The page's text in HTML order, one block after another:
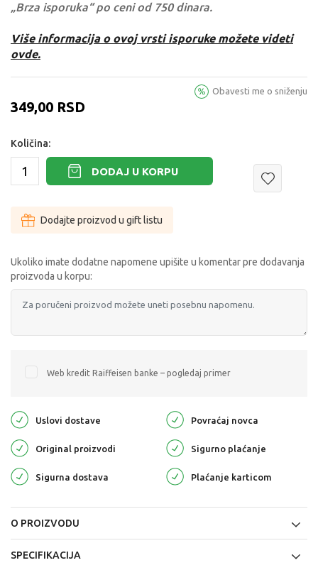
„Brza isporuka“ po ceni od 750 dinara.
Više informacija o ovoj vrsti isporuke možete videti
ovde.
349,00 RSD
Obavesti me o sniženju
Količina:
DODAJ U KORPU
Dodajte proizvod u gift listu
Ukoliko imate dodatne napomene upišite u komentar pre dodavanja
proizvoda u korpu:
Web kredit Raiffeisen banke – pogledaj primer
Uslovi dostave Povraćaj novca
Original proizvodi Sigurno plaćanje
Sigurna dostava Plaćanje karticom
O PROIZVODU
SPECIFIKACIJA